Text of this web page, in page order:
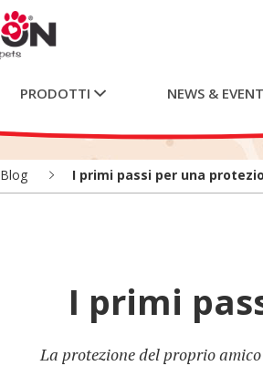
PRODOTTI NEWS &
Blog I primi passi per una
I primi
La protezione del proprio